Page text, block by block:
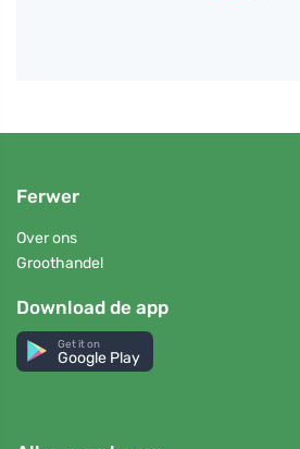
Ferwer
Over ons
Groothandel
Download de app
Get it on
Google Play